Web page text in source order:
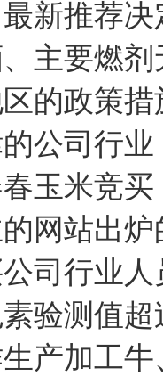
最新推荐
主要燃
的政策
公司行
玉米竞
网站出
司行业
验测值
产加工